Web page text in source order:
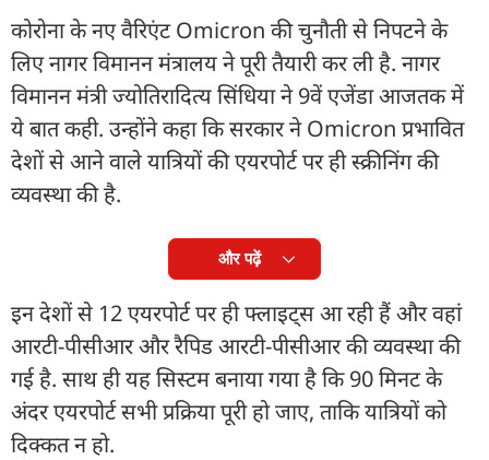
कोरोना के नए वैरिएंट Omicron की चुनौती से निपटने के
लिए नागर विमानन मंत्रालय ने पूरी तैयारी कर ली है. नागर
विमानन मंत्री ज्योतिरादित्य सिंधिया ने 9वें एजेंडा आजतक में
ये बात कही. उन्होंने कहा कि सरकार ने Omicron प्रभावित
देशों से आने वाले यात्रियों की एयरपोर्ट पर ही स्क्रीनिंग की
व्यवस्था की है.
और पढ़ें
इन देशों से 12 एयरपोर्ट पर ही फ्लाइट्स आ रही हैं और वहां
आरटी-पीसीआर और रैपिड आरटी-पीसीआर की व्यवस्था की
गई है. साथ ही यह सिस्टम बनाया गया है कि 90 मिनट के
अंदर एयरपोर्ट सभी प्रक्रिया पूरी हो जाए, ताकि यात्रियों को
दिक्कत न हो.